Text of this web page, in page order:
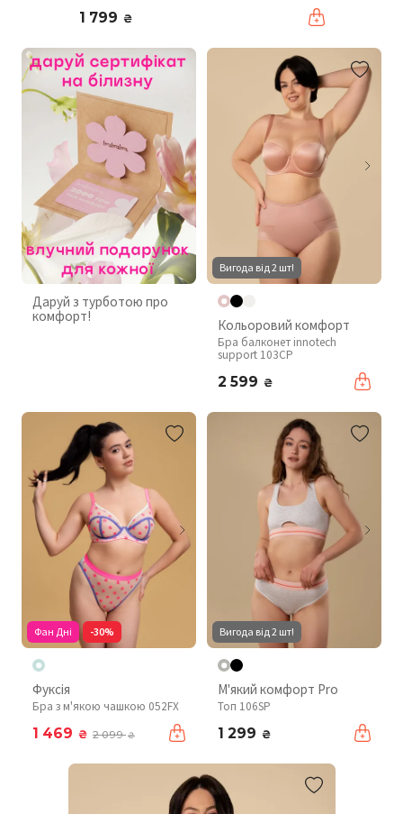
1 799 ₴
Даруй з турботою про
комфорт!
Вигода від 2 шт!
Кольоровий комфорт
Бра балконет innotech
support 103CP
2 599 ₴
Фан Дні -30%
Фуксія
Бра з м'якою чашкою 052FX
1 469 ₴ 2 099₴
Вигода від 2 шт!
М'який комфорт Pro
Топ 106SP
1 299 ₴